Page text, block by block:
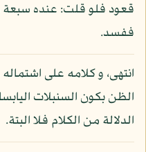
قعود فلو قلت: عنده سبعة
ففسد.
انتهى، و كلامه على
الظن بكون السنبلات
الدلالة من الكلام فلا البتة.